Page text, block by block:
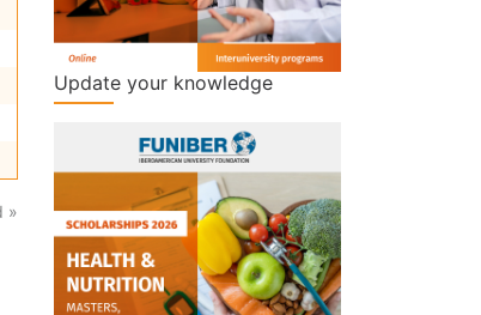
»
Update your knowledge